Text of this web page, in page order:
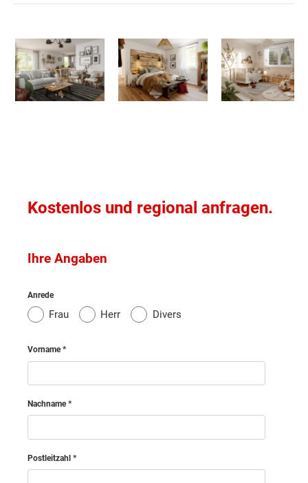
bauen und so auch innen eine ganz besondere
Optik schaffen.
Graz-Umgebung
Hartberg-Fürstenfeld
Murau
Murtal
Weiz
Amstetten
Kostenlos und regional anfragen.
Ihre Angaben
Anrede
Frau Herr Divers
Vorname
Nachname
Postleitzahl